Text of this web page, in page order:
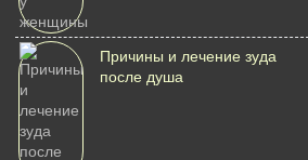
Причины и лечение зуда
после душа